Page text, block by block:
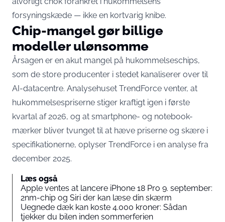
forsyningskæde — ikke en kortvarig knibe.
Chip-mangel gør billige
modeller ulønsomme
Årsagen er en akut mangel på hukommelseschips,
som de store producenter i stedet kanaliserer over til
AI-datacentre. Analysehuset TrendForce venter, at
hukommelsespriserne stiger kraftigt igen i første
kvartal af 2026, og at smartphone- og notebook-
mærker bliver tvunget til at hæve priserne og skære i
specifikationerne, oplyser TrendForce i en analyse fra
december 2025.
Læs også
Apple ventes at lancere iPhone 18 Pro 9. september:
2nm-chip og Siri der kan læse din skærm
Uegnede dæk kan koste 4.000 kroner: Sådan
tjekker du bilen inden sommerferien